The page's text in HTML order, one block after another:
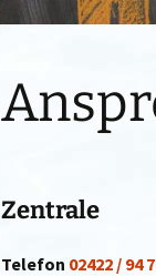
Zentrale
Telefon 02422 / 94